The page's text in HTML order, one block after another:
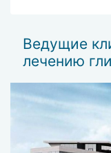
Ведущие
лечению